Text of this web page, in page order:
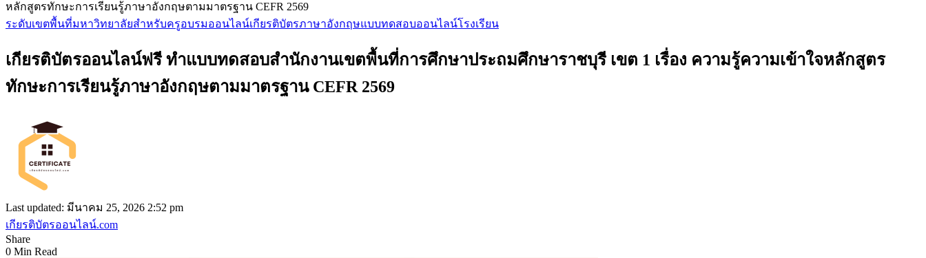
หลักสูตรทักษะการเรียนรู้ภาษาอังกฤษตามมาตรฐาน CEFR 2569
ระดับเขตพื้นที่มหาวิทยาลัยสำหรับครูอบรมออนไลน์เกียรติบัตรภาษาอังกฤษแบบทดสอบออนไลน์โรงเรียน
เกียรติบัตรออนไลน์ฟรี ทำแบบทดสอบสำนักงานเขตพื้นที่การศึกษาประถมศึกษาราชบุรี เขต 1 เรื่อง ความรู้ความเข้าใจหลักสูตร
ทักษะการเรียนรู้ภาษาอังกฤษตามมาตรฐาน CEFR 2569
Last updated: มีนาคม 25, 2026 2:52 pm
เกียรติบัตรออนไลน์.com
Share
0 Min Read